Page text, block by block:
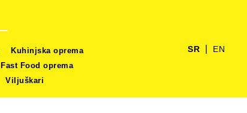
Kuhinjska oprema
Fast Food oprema
Viljuškari
SR EN